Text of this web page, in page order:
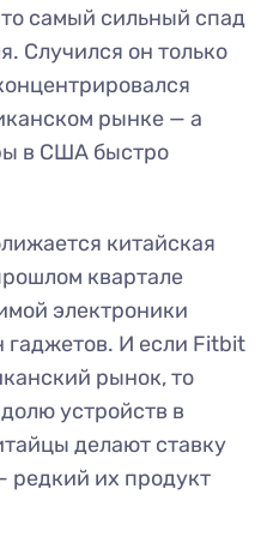
самый сильный спад
Случился он только
рынке — а
в США быстро
китайская
квартале
электроники
гаджетов. И если Fitbit
рынок, то
устройств в
делают ставку
редкий их продукт